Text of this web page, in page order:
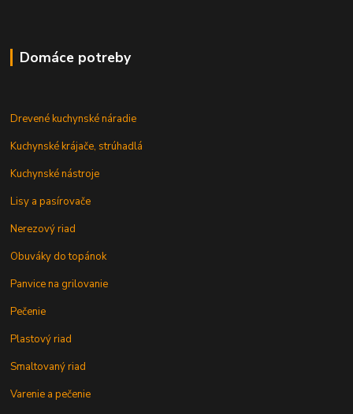
Domáce potreby
Drevené kuchynské náradie
Kuchynské krájače, strúhadlá
Kuchynské nástroje
Lisy a pasírovače
Nerezový riad
Obuváky do topánok
Panvice na grilovanie
Pečenie
Plastový riad
Smaltovaný riad
Varenie a pečenie